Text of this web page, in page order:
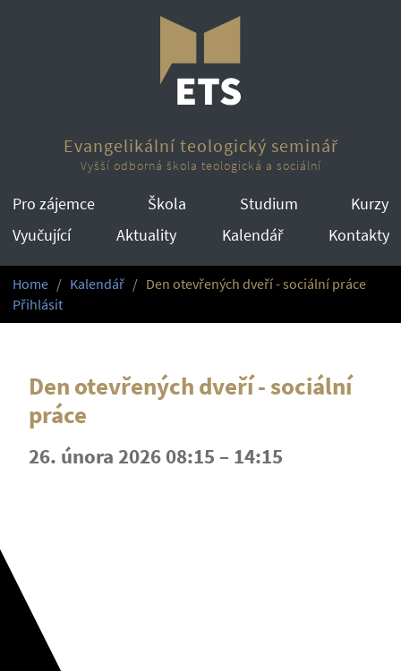
Evangelikální teologický seminář
Vyšší odborná škola teologická a sociální
Pro zájemce Škola Studium
Kurzy
Vyučující
Aktuality Kalendář Kontakty
Home Kalendář
Den otevřených dveří - sociální práce
Přihlásit
Den otevřených dveří - sociální
práce
26. února 2026 08:15 – 14:15